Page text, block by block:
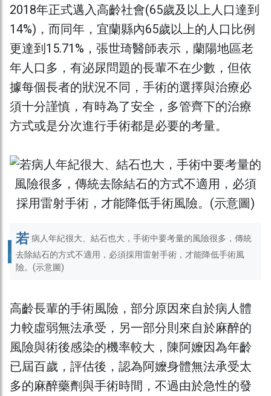
2018年正式邁入高齡社會(65歲及以上人口達到
14%)，而同年，宜蘭縣內65歲以上的人口比例
更達到15.71%，張世琦醫師表示，蘭陽地區老
年人口多，有泌尿問題的長輩不在少數，但依
據每個長者的狀況不同，手術的選擇與治療必
須十分謹慎，有時為了安全，多管齊下的治療
方式或是分次進行手術都是必要的考量。
若病人年紀很大、結石也大，手術中要考量的風險很多，傳統
去除結石的方式不適用，必須採用雷射手術，才能降低手術風
險。(示意圖)
高齡長輩的手術風險，部分原因來自於病人體
力較虛弱無法承受，另一部分則來自於麻醉的
風險與術後感染的機率較大，陳阿嬤因為年齡
已屆百歲，評估後，認為阿嬤身體無法承受太
多的麻醉藥劑與手術時間，不過由於急性的發